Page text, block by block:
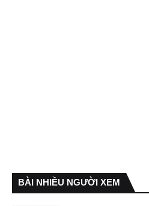
BÀI NHIỀU NGƯỜI XEM